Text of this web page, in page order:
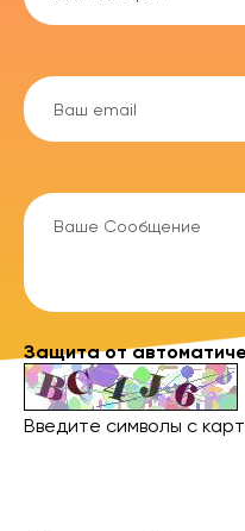
Защита от
Введите символы с